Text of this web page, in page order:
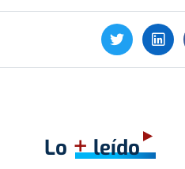
Lo +leído